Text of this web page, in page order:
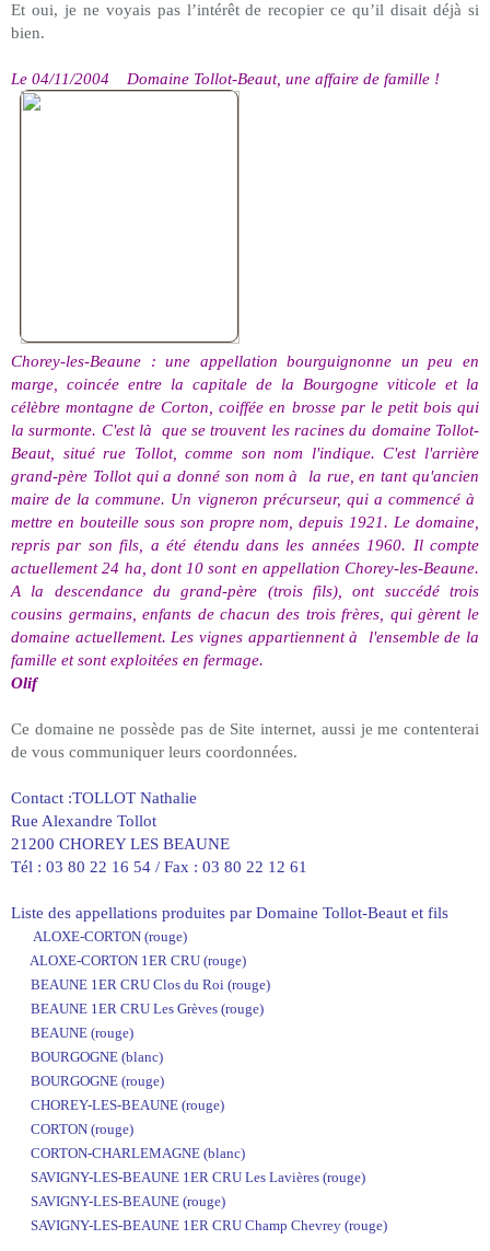
Et oui, je ne voyais pas l’intérêt de recopier ce qu’il disait déjà si
bien.
Le 04/11/2004 Domaine Tollot-Beaut, une affaire de famille !
Chorey-les-Beaune : une appellation bourguignonne un peu en
marge, coincée entre la capitale de la Bourgogne viticole et la
célèbre montagne de Corton, coiffée en brosse par le petit bois qui
la surmonte. C'est là
que se trouvent les racines du domaine Tollot-
Beaut, situé rue Tollot, comme son nom l'indique. C'est l'arrière
grand-père Tollot qui a donné son nom à
la rue, en tant qu'ancien
maire de la commune. Un vigneron précurseur, qui a commencé à
mettre en bouteille sous son propre nom, depuis 1921. Le domaine,
repris par son fils, a été étendu dans les années 1960. Il compte
actuellement 24 ha, dont 10 sont en appellation Chorey-les-Beaune.
A la descendance du grand-père (trois fils), ont succédé trois
cousins germains, enfants de chacun des trois frères, qui gèrent le
domaine actuellement. Les vignes appartiennent à
l'ensemble de la
famille et sont exploitées en fermage.
Olif
Ce domaine ne possède pas de Site internet, aussi je me contenterai
de vous communiquer leurs coordonnées.
Contact :TOLLOT Nathalie
Rue Alexandre Tollot
21200 CHOREY LES BEAUNE
Tél : 03 80 22 16 54 / Fax : 03 80 22 12 61
Liste des appellations produites par Domaine Tollot-Beaut et fils
ALOXE-CORTON (rouge)
ALOXE-CORTON 1ER CRU (rouge)
BEAUNE 1ER CRU Clos du Roi (rouge)
BEAUNE 1ER CRU Les Grèves (rouge)
BEAUNE (rouge)
BOURGOGNE (blanc)
BOURGOGNE (rouge)
CHOREY-LES-BEAUNE (rouge)
CORTON (rouge)
CORTON-CHARLEMAGNE (blanc)
SAVIGNY-LES-BEAUNE 1ER CRU Les Lavières (rouge)
SAVIGNY-LES-BEAUNE (rouge)
SAVIGNY-LES-BEAUNE 1ER CRU Champ Chevrey (rouge)